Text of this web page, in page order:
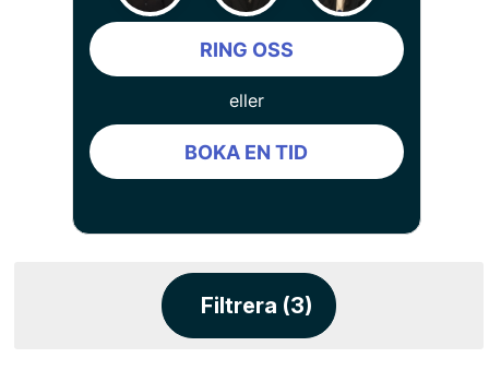
RING OSS
eller
BOKA EN TID
Filtrera (3)